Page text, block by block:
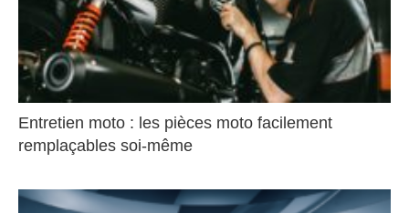
Entretien moto : les pièces moto facilement
remplaçables soi-même